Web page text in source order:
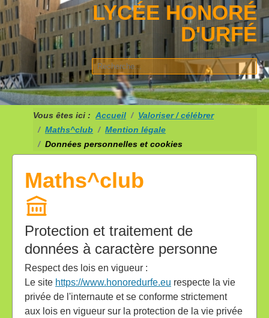
LYCÉE HONORÉ
D'URFÉ
Vous êtes ici : Accueil
Valoriser / célébrer
Maths^club
Mention légale
Données personnelles et cookies
Maths^club
Protection et traitement de
données à caractère personne
Respect des lois en vigueur :
Le site https://www.honoredurfe.eu respecte la vie
privée de l'internaute et se conforme strictement
aux lois en vigueur sur la protection de la vie privée